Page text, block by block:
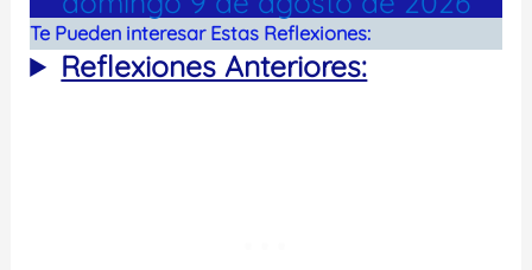
Te Pueden interesar Estas Reflexiones:
Reflexiones Anteriores: